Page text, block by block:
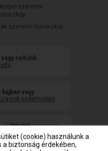
szerelmi
szerelmi horoszkóp
nekünk
vagy
a-nok-vedelmeben
(cookie) használunk a
a biztonság érdekében,